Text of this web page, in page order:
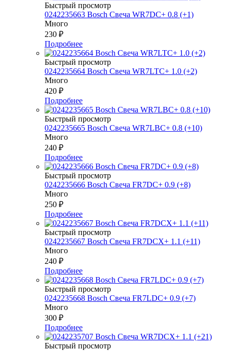
Быстрый просмотр
0242235663 Bosch Свеча WR7DC+ 0.8 (+1)
Много
230 ₽
Подробнее
Быстрый просмотр
0242235664 Bosch Свеча WR7LTC+ 1.0 (+2)
Много
420 ₽
Подробнее
Быстрый просмотр
0242235665 Bosch Свеча WR7LBC+ 0.8 (+10)
Много
240 ₽
Подробнее
Быстрый просмотр
0242235666 Bosch Свеча FR7DC+ 0.9 (+8)
Много
250 ₽
Подробнее
Быстрый просмотр
0242235667 Bosch Свеча FR7DCX+ 1.1 (+11)
Много
240 ₽
Подробнее
Быстрый просмотр
0242235668 Bosch Свеча FR7LDC+ 0.9 (+7)
Много
300 ₽
Подробнее
Быстрый просмотр